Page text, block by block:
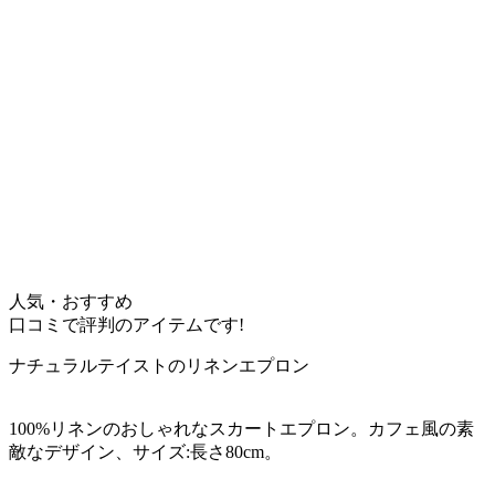
人気・おすすめ
口コミで評判のアイテムです!
ナチュラルテイストのリネンエプロン
100%リネンのおしゃれなスカートエプロン。カフェ風の素
敵なデザイン、サイズ:長さ80cm。